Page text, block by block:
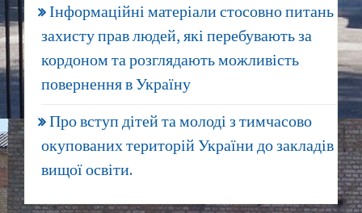
Інформаційні матеріали стосовно питань
захисту прав людей, які перебувають за
кордоном та розглядають можливість
повернення в Україну
Про вступ дітей та молоді з тимчасово
окупованих територій України до закладів
вищої освіти.